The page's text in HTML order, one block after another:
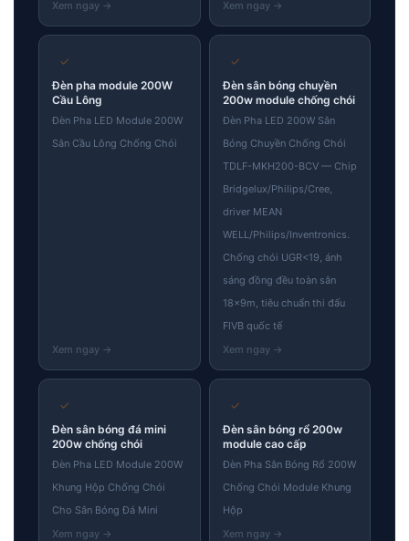
✓
Đèn pha module 200W
Cầu Lông
Đèn Pha LED Module 200W
Sân Cầu Lông Chống Chói
✓
Đèn sân bóng chuyền
200w module chống chói
Đèn Pha LED 200W Sân
Bóng Chuyền Chống Chói
TDLF-MKH200-BCV — Chip
Bridgelux/Philips/Cree,
driver MEAN
WELL/Philips/Inventronics.
Chống chói UGR<19, ánh
sáng đồng đều toàn sân
18×9m, tiêu chuẩn thi đấu
FIVB quốc tế
✓
Đèn sân bóng đá mini
200w chống chói
Đèn Pha LED Module 200W
Khung Hộp Chống Chói
Cho Sân Bóng Đá Mini
✓
Đèn sân bóng rổ 200w
module cao cấp
Đèn Pha Sân Bóng Rổ 200W
Chống Chói Module Khung
Hộp